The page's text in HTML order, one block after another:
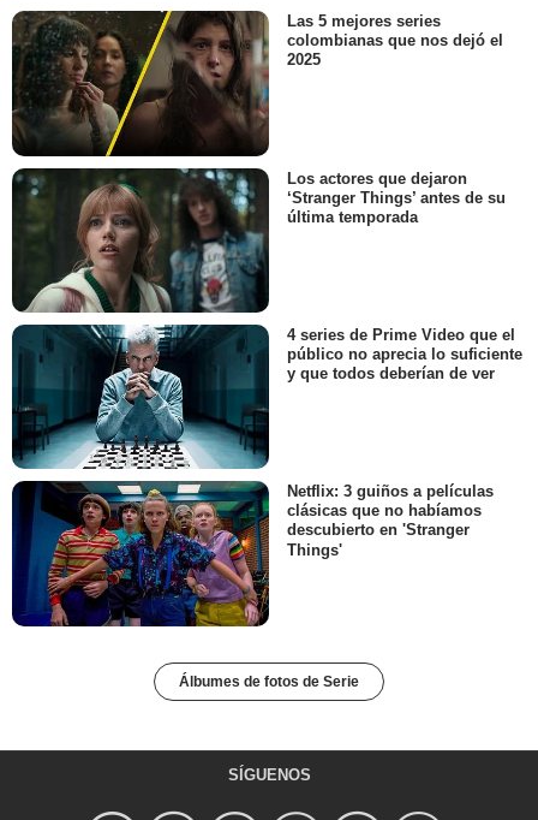
Las 5 mejores series
colombianas que nos dejó el
2025
Los actores que dejaron
‘Stranger Things’ antes de su
última temporada
4 series de Prime Video que el
público no aprecia lo suficiente
y que todos deberían de ver
Netflix: 3 guiños a películas
clásicas que no habíamos
descubierto en 'Stranger
Things'
Álbumes de fotos de Serie
SÍGUENOS